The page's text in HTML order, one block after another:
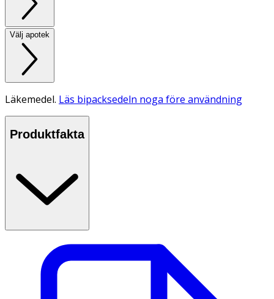
Välj apotek
Läkemedel. Läs bipacksedeln noga före användning
Produktfakta